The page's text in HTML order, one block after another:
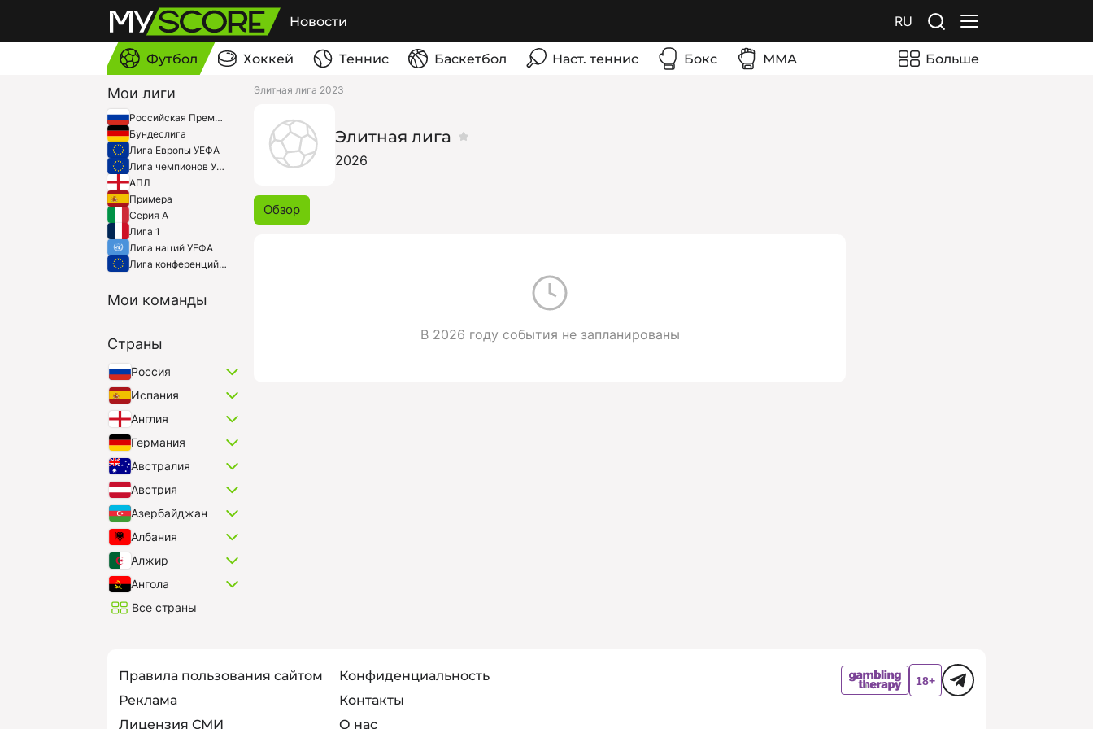
Новости RU
Футбол Хоккей Теннис Баскетбол Наст. теннис Бокс ММА Больше
Мои лиги
Российская Премьер-Лига
Бундеслига
Лига Европы УЕФА
Лига чемпионов УЕФА
АПЛ
Примера
Серия A
Лига 1
Лига наций УЕФА
Лига конференций УЕФА
Мои команды
Страны
Россия
Испания
Англия
Германия
Австралия
Австрия
Азербайджан
Албания
Алжир
Ангола
Все страны
Элитная лига 2023
Элитная лига
2026
Обзор
В 2026 году события не запланированы
Правила пользования сайтом
Конфиденциальность
Реклама
Контакты
Лицензия СМИ
О нас